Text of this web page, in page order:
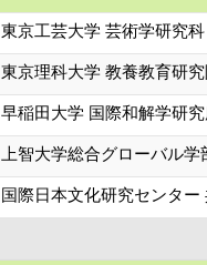
東京工芸大学 芸術学研究
東京理科大学 教養教育研
早稲田大学 国際和解学研
上智大学総合グローバル
国際日本文化研究センター